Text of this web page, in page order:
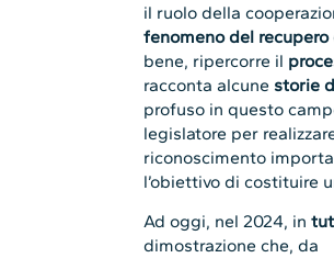
il ruolo della
fenomeno del
bene, ripercorre il
racconta alcune storie
profuso in questo
legislatore per
riconoscimento
l’obiettivo di costituire
Ad oggi, nel 2024, in
dimostrazione che, da